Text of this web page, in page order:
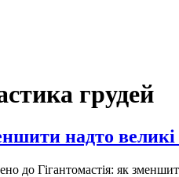
грудей
надто великі
до Гігантомастія: як